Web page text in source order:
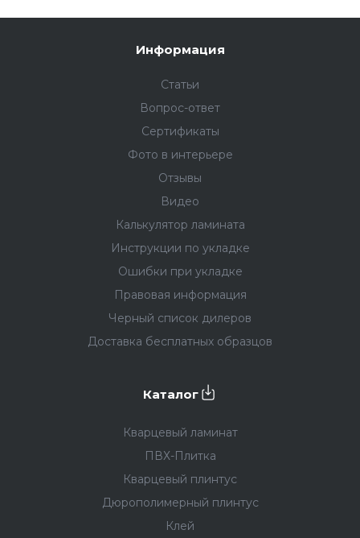
Информация
Статьи
Вопрос-ответ
Сертификаты
Фото в интерьере
Отзывы
Видео
Калькулятор ламината
Инструкции по укладке
Ошибки при укладке
Правовая информация
Черный список дилеров
Доставка бесплатных образцов
Каталог
Кварцевый ламинат
ПВХ-Плитка
Кварцевый плинтус
Дюрополимерный плинтус
Клей